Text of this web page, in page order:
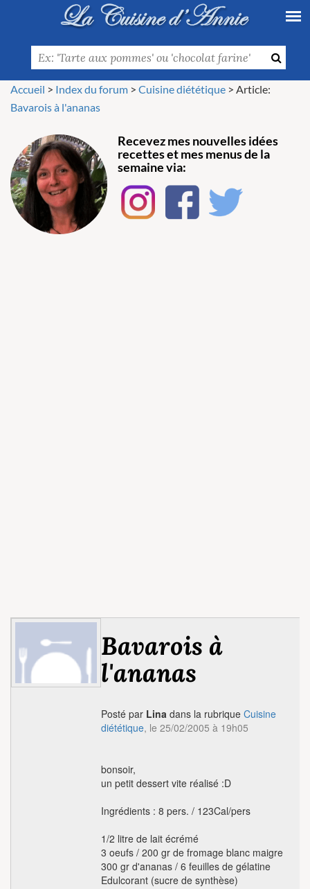
Accueil > Index du forum > Cuisine diététique > Article:
Bavarois à l'ananas
Recevez mes nouvelles idées
recettes et mes menus de la
semaine via:
Bavarois à
l'ananas
Posté par Lina dans la rubrique Cuisine
diététique, le 25/02/2005 à 19h05
bonsoir,
un petit dessert vite réalisé :D
Ingrédients : 8 pers. / 123Cal/pers
1/2 litre de lait écrémé
3 oeufs / 200 gr de fromage blanc maigre
300 gr d'ananas / 6 feuilles de gélatine
Edulcorant (sucre de synthèse)